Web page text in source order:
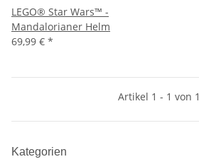
LEGO® Star Wars™ -
Mandalorianer Helm
69,99 € *
Artikel 1 - 1 von 1
Kategorien